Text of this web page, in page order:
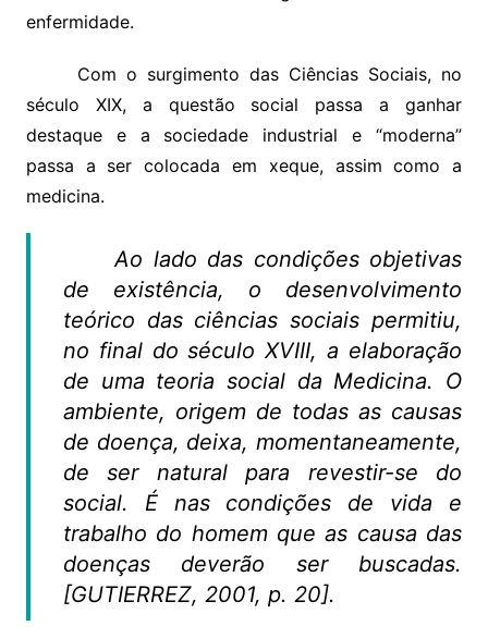
enfermidade.
Com o surgimento das Ciências Sociais, no
século XIX, a questão social passa a ganhar
destaque e a sociedade industrial e “moderna”
passa a ser colocada em xeque, assim como a
medicina.
Ao lado das condições objetivas
de existência, o desenvolvimento
teórico das ciências sociais permitiu,
no final do século XVIII, a elaboração
de uma teoria social da Medicina. O
ambiente, origem de todas as causas
de doença, deixa, momentaneamente,
de ser natural para revestir-se do
social. É nas condições de vida e
trabalho do homem que as causa das
doenças deverão ser buscadas.
[GUTIERREZ, 2001, p. 20].